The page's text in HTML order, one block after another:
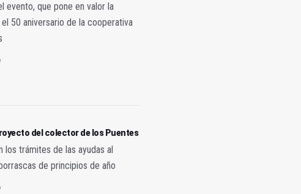
evento, que pone en valor la
50 aniversario de la cooperativa
del colector de los Puentes
los trámites de las ayudas al
de principios de año